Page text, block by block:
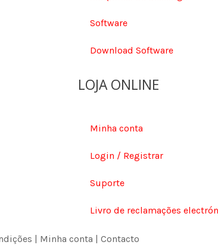
Software
Download Software
LOJA ONLINE
Minha conta
Login / Registrar
Suporte
Livro de reclamações
| Minha conta | Contacto